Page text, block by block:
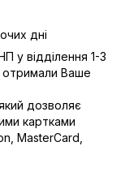
дні
у відділення 1-3
Ваше
дозволяє
картками
MasterCard,